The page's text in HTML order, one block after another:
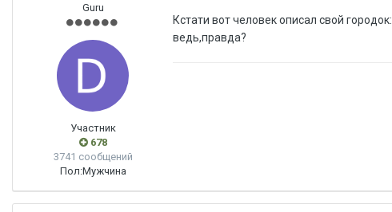
Guru
Участник
678
3741 сообщений
Пол:Мужчина
Кстати вот человек описал свой городок:
ведь,правда?